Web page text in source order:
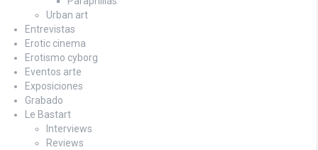
Urban art
Entrevistas
Erotic cinema
Erotismo cyborg
Eventos arte
Exposiciones
Grabado
Le Bastart
Interviews
Reviews